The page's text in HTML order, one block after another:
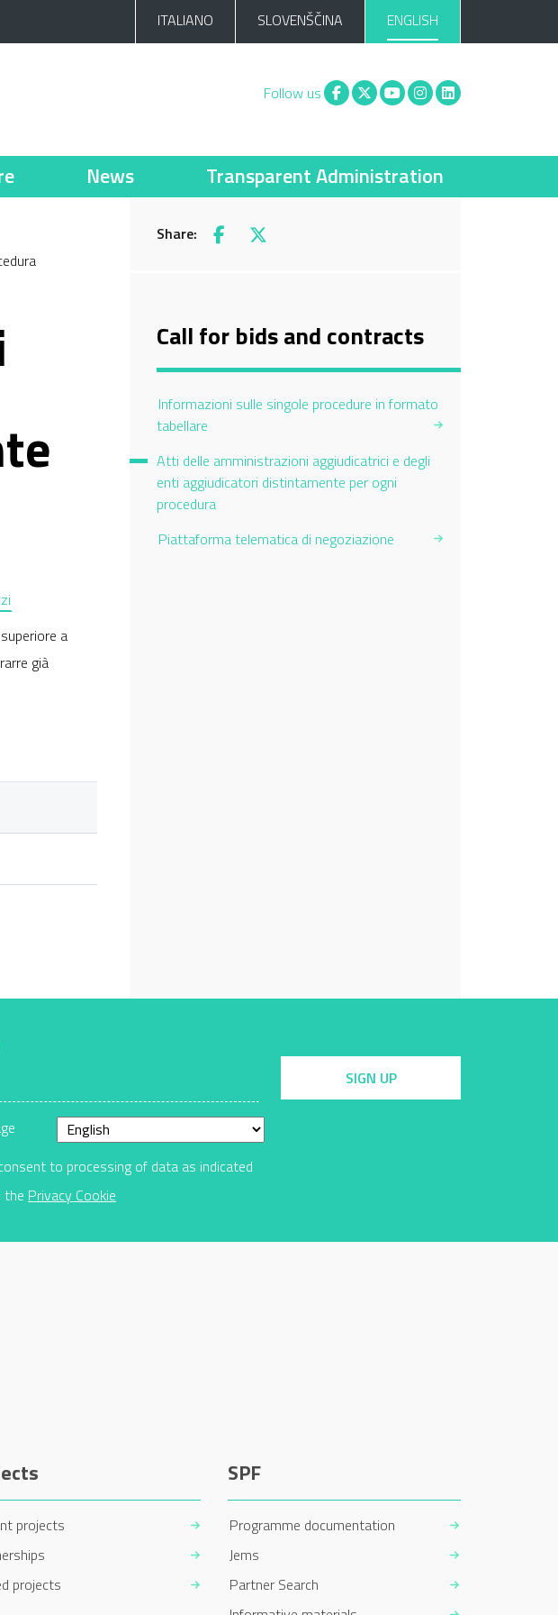
ITALIANO SLOVENŠČINA ENGLISH
Follow us Facebook
X You tubeInstagram
Linkedin
News Transparent Administration
Share: Facebook
X
a
già
Call for bids and contracts
Informazioni sulle singole procedure in formato
tabellare
Atti delle amministrazioni aggiudicatrici e degli
enti aggiudicatori distintamente per ogni
procedura
Piattaforma telematica di negoziazione
to processing of data as indicated
the Privacy Cookie
SIGN UP
projects
projects
SPF
Programme documentation
Jems
Partner Search